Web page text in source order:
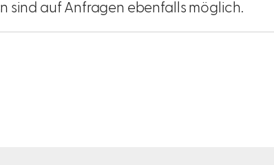
sind auf Anfragen ebenfalls möglich.